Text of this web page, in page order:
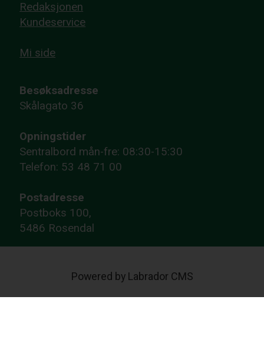
Redaksjonen
Kundeservice
Mi side
Besøksadresse
Skålagato 36
Opningstider
Sentralbord mån-fre: 08:30-15:30
Telefon: 53 48 71 00
Postadresse
Postboks 100,
5486 Rosendal
Powered by Labrador CMS